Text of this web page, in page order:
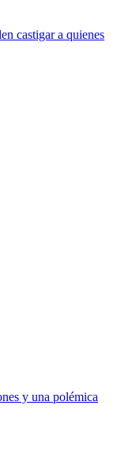
castigar a quienes
y una polémica